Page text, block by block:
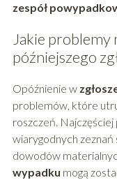
zespół
Jakie problemy
późniejszego
Opóźnienie w
problemów, które
roszczeń.
wiarygodnych
dowodów
wypadku mogą